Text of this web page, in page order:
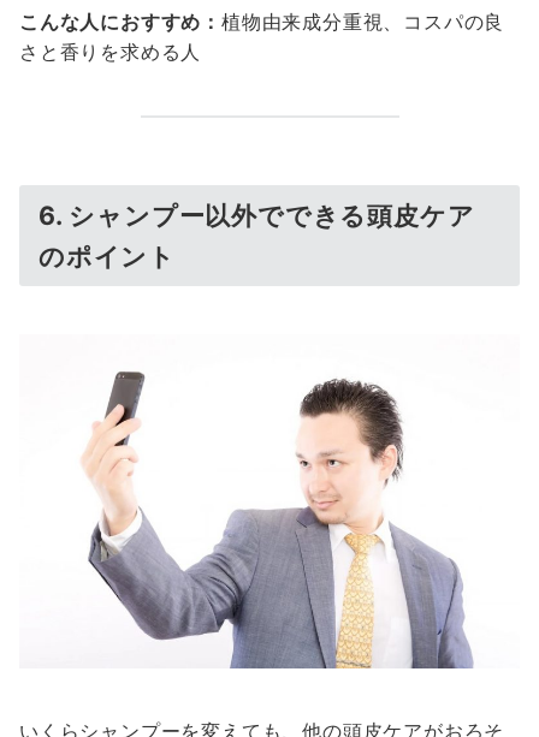
こんな人におすすめ： 植物由来成分重視、コスパの良
さと香りを求める人
6. シャンプー以外でできる頭皮ケア
のポイント
いくらシャンプーを変えても、他の頭皮ケアがおろそ